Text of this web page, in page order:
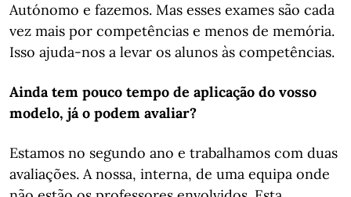
Autónomo e fazemos. Mas esses exames são cada
vez mais por competências e menos de memória.
Isso ajuda-nos a levar os alunos às competências.
Ainda tem pouco tempo de aplicação do vosso
modelo, já o podem avaliar?
Estamos no segundo ano e trabalhamos com duas
avaliações. A nossa, interna, de uma equipa onde